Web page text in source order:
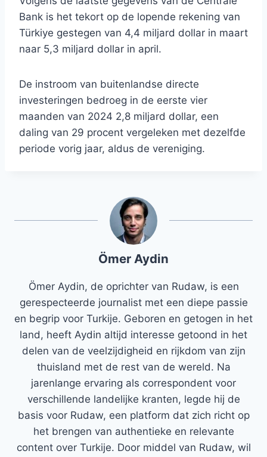
Bank is het tekort op de lopende rekening van
Türkiye gestegen van 4,4 miljard dollar in maart
naar 5,3 miljard dollar in april.
De instroom van buitenlandse directe
investeringen bedroeg in de eerste vier
maanden van 2024 2,8 miljard dollar, een
daling van 29 procent vergeleken met dezelfde
periode vorig jaar, aldus de vereniging.
Ömer Aydin
Ömer Aydin, de oprichter van Rudaw, is een
gerespecteerde journalist met een diepe passie
en begrip voor Turkije. Geboren en getogen in het
land, heeft Aydin altijd interesse getoond in het
delen van de veelzijdigheid en rijkdom van zijn
thuisland met de rest van de wereld. Na
jarenlange ervaring als correspondent voor
verschillende landelijke kranten, legde hij de
basis voor Rudaw, een platform dat zich richt op
het brengen van authentieke en relevante
content over Turkije. Door middel van Rudaw, wil